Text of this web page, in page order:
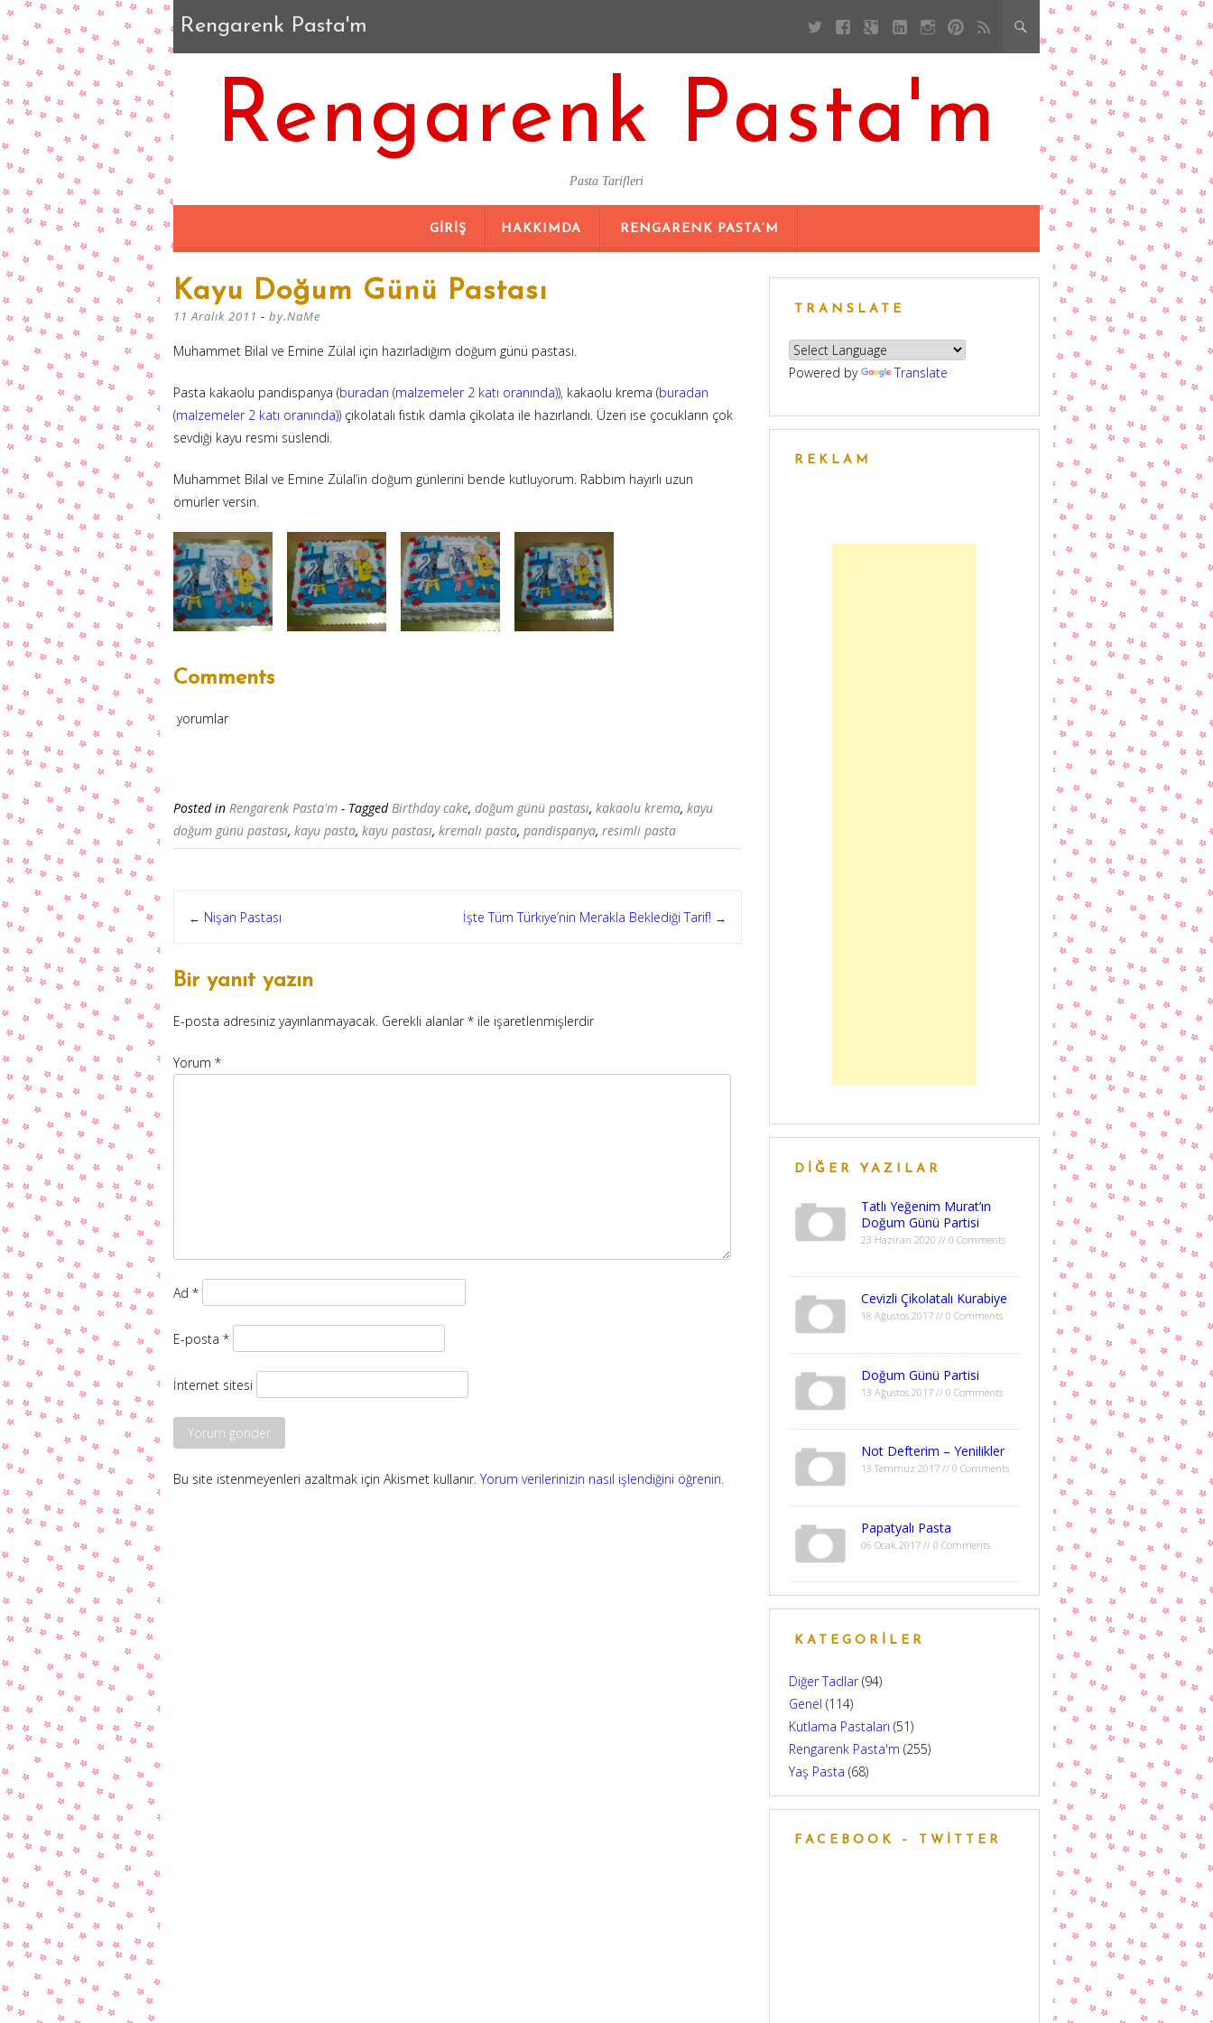
Rengarenk Pasta'm
Rengarenk Pasta'm
Pasta Tarifleri
GIRIŞ HAKKIMDA RENGARENK PASTA’M
Kayu Doğum Günü Pastası
11 Aralık 2011 - by.NaMe
Muhammet Bilal ve Emine Zülal için hazırladığım doğum günü pastası.
Pasta kakaolu pandispanya (buradan (malzemeler 2 katı oranında)), kakaolu krema (buradan
(malzemeler 2 katı oranında)) çikolatalı fıstık damla çikolata ile hazırlandı. Üzeri ise çocukların çok
sevdiği kayu resmi süslendi.
Muhammet Bilal ve Emine Zülal’in doğum günlerini bende kutluyorum. Rabbim hayırlı uzun
ömürler versin.
Comments
yorumlar
Posted in Rengarenk Pasta'm - Tagged Birthday cake, doğum günü pastası, kakaolu krema, kayu
doğum günü pastası, kayu pasta, kayu pastası, kremalı pasta, pandispanya, resimli pasta
Post
navigation
← Nişan Pastası İşte Tüm Türkiye’nin Merakla Beklediği Tarif! →
Bir yanıt yazın
E-posta adresiniz yayınlanmayacak. Gerekli alanlar* ile işaretlenmişlerdir
Yorum *
Ad *
E-posta *
İnternet sitesi
Bu site istenmeyenleri azaltmak için Akismet kullanır. Yorum verilerinizin nasıl işlendiğini öğrenin.
TRANSLATE
Powered by Translate
REKLAM
DIĞER YAZILAR
Tatlı Yeğenim Murat’ın
Doğum Günü Partisi
23 Haziran 2020 // 0 Comments
Cevizli Çikolatalı Kurabiye
18 Ağustos 2017 // 0 Comments
Doğum Günü Partisi
13 Ağustos 2017 // 0 Comments
Not Defterim – Yenilikler
13 Temmuz 2017 // 0 Comments
Papatyalı Pasta
06 Ocak 2017 // 0 Comments
KATEGORILER
Diğer Tadlar(94)
Genel (114)
Kutlama Pastaları (51)
Rengarenk Pasta'm (255)
Yaş Pasta (68)
FACEBOOK – TWITTER